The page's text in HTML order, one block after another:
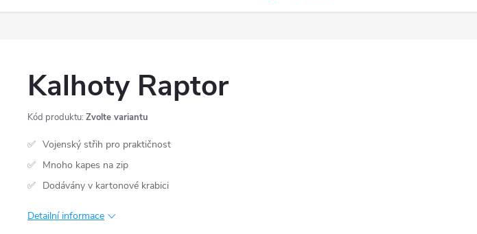
Kalhoty Raptor
Kód produktu: Zvolte variantu
Vojenský střih pro praktičnost
Mnoho kapes na zip
Dodávány v kartonové krabici
Detailní informace